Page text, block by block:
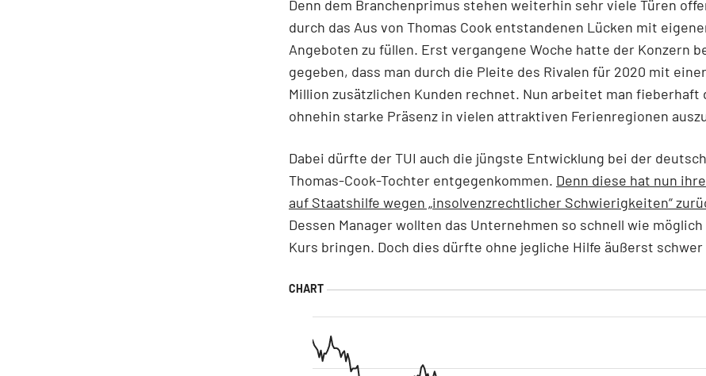
Denn dem Branchenprimus stehen weiterhin sehr viele Türen
durch das Aus von Thomas Cook entstandenen Lücken mit
Angeboten zu füllen. Erst vergangene Woche hatte der Konzern
gegeben, dass man durch die Pleite des Rivalen für 2020 mit
Million zusätzlichen Kunden rechnet. Nun arbeitet man fieberhaft
ohnehin starke Präsenz in vielen attraktiven Ferienregionen
Dabei dürfte der TUI auch die jüngste Entwicklung bei der
Thomas-Cook-Tochter entgegenkommen. Denn diese hat nun
auf Staatshilfe wegen „insolvenzrechtlicher Schwierigkeiten“
Dessen Manager wollten das Unternehmen so schnell wie
Kurs bringen. Doch dies dürfte ohne jegliche Hilfe äußerst